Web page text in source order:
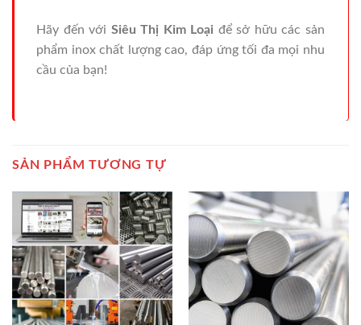
Hãy đến với Siêu Thị Kim Loại để sở hữu các sản
phẩm inox chất lượng cao, đáp ứng tối đa mọi nhu
cầu của bạn!
SẢN PHẨM TƯƠNG TỰ